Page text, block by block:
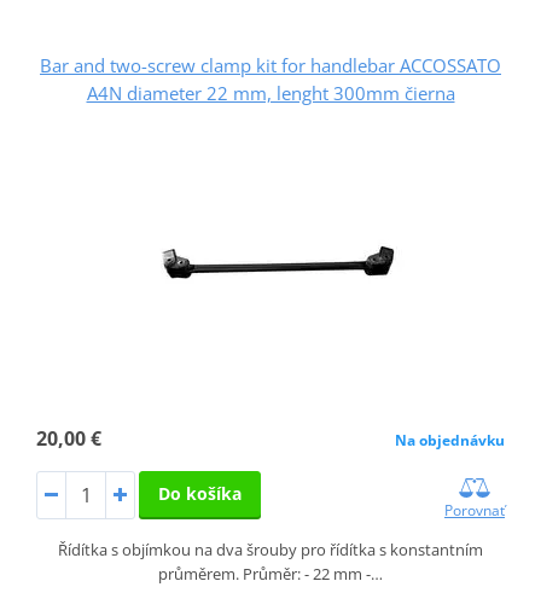
Bar and two-screw clamp kit for handlebar ACCOSSATO
A4N diameter 22 mm, lenght 300mm čierna
20,00 € Na objednávku
Do košíka
Porovnať
Řídítka s objímkou na dva šrouby pro řídítka s konstantním
průměrem. Průměr: - 22 mm -…